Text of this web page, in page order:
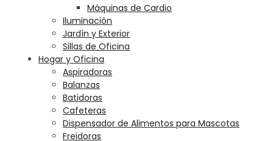
Máquinas de Cardio
Iluminación
Jardín y Exterior
Sillas de Oficina
Hogar y Oficina
Aspiradoras
Balanzas
Batidoras
Cafeteras
Dispensador de Alimentos para Mascotas
Freidoras